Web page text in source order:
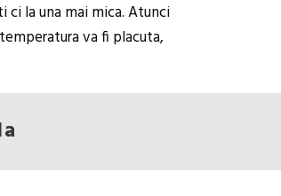
la una mai mica. Atunci
va fi placuta,